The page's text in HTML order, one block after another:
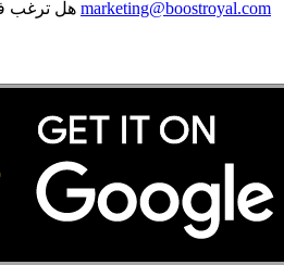
marketing@boostroyal.com